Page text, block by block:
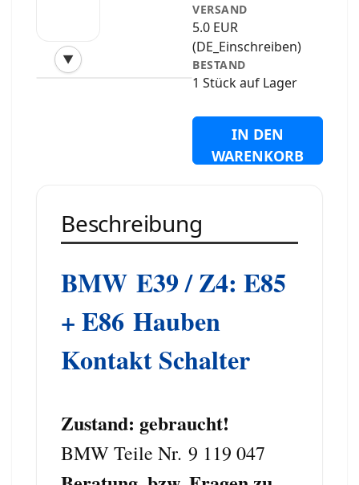
▼
‹
VERSAND
5.0 EUR
(DE_Einschreiben)
BESTAND
1 Stück auf Lager
IN DEN
WARENKORB
Beschreibung
BMW E39 / Z4: E85
+ E86 Hauben
Kontakt Schalter
Zustand: gebraucht!
BMW Teile Nr. 9 119 047